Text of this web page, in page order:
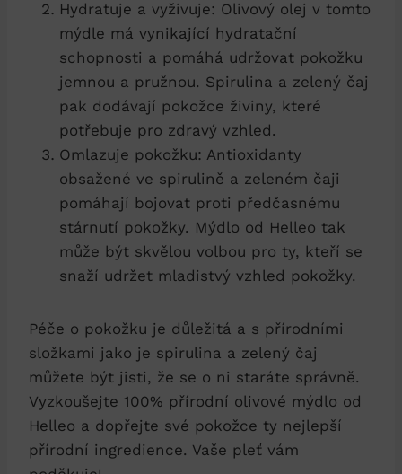
Hydratuje a vyživuje: Olivový olej v tomto
mýdle má vynikající hydratační
schopnosti a pomáhá udržovat pokožku
jemnou a pružnou. Spirulina a zelený čaj
pak dodávají pokožce živiny, které
potřebuje pro zdravý vzhled.
Omlazuje pokožku: Antioxidanty
obsažené ve spirulině a zeleném čaji
pomáhají bojovat proti předčasnému
stárnutí pokožky. Mýdlo od Helleo tak
může být skvělou volbou pro ty, kteří se
snaží udržet mladistvý vzhled pokožky.
Péče o pokožku je důležitá a s přírodními
složkami jako je spirulina a zelený čaj
můžete být jisti, že se o ni staráte správně.
Vyzkoušejte 100% přírodní olivové mýdlo od
Helleo a dopřejte své pokožce ty nejlepší
přírodní ingredience. Vaše pleť vám